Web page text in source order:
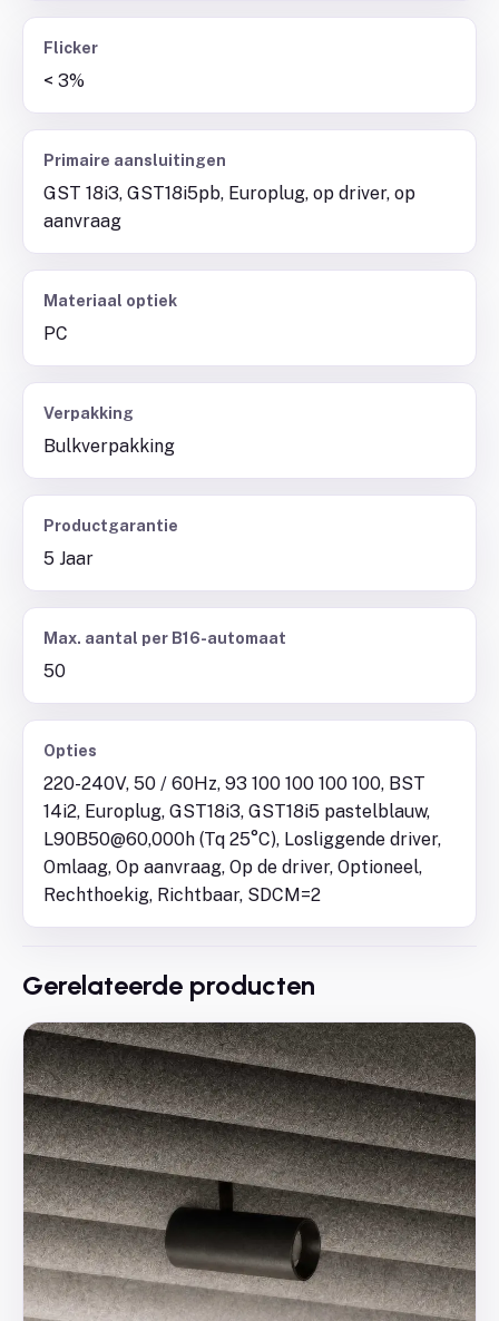
Flicker
< 3%
Primaire aansluitingen
GST 18i3, GST18i5pb, Europlug, op driver, op
aanvraag
Materiaal optiek
PC
Verpakking
Bulkverpakking
Productgarantie
5 Jaar
Max. aantal per B16-automaat
50
Opties
220-240V, 50 / 60Hz, 93 100 100 100 100, BST
14i2, Europlug, GST18i3, GST18i5 pastelblauw,
L90B50@60,000h (Tq 25°C), Losliggende driver,
Omlaag, Op aanvraag, Op de driver, Optioneel,
Rechthoekig, Richtbaar, SDCM=2
Gerelateerde producten